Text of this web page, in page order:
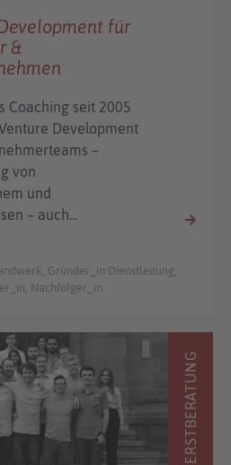
für
&
Coaching seit 2005
Development
–
von
und
– auch…
Gründer_in Dienstleitung,
Nachfolger_in
ERSTBERATUNG